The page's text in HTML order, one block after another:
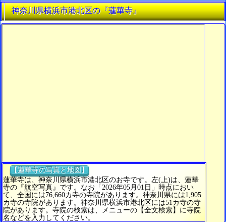
神奈川県横浜市港北区の『蓮華寺』
【蓮華寺の写真と地図】
蓮華寺は、神奈川県横浜市港北区のお寺です。左(上)は、蓮華
寺の『航空写真』です。なお「2026年05月01日」時点におい
て、全国には76,660カ寺の寺院があります。神奈川県には1,905
カ寺の寺院があります。神奈川県横浜市港北区には51カ寺の寺
院があります。寺院の検索は、メニューの【全文検索】に寺院
名などを入力してください。